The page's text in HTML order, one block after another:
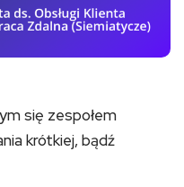
się zespołem
krótkiej, bądź